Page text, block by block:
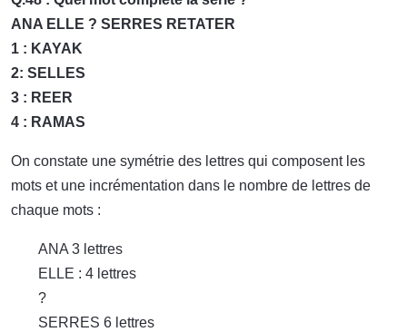
ANA ELLE ? SERRES RETATER
1 : KAYAK
2: SELLES
3 : REER
4 : RAMAS
On constate une symétrie des lettres qui composent les
mots et une incrémentation dans le nombre de lettres de
chaque mots :
ANA 3 lettres
ELLE : 4 lettres
?
SERRES 6 lettres